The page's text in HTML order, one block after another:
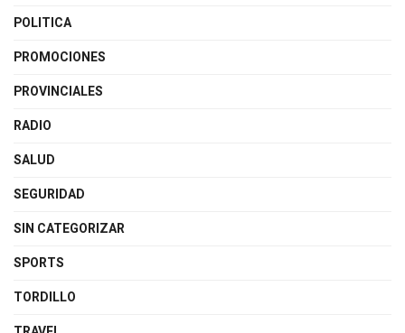
POLITICA
PROMOCIONES
PROVINCIALES
RADIO
SALUD
SEGURIDAD
SIN CATEGORIZAR
SPORTS
TORDILLO